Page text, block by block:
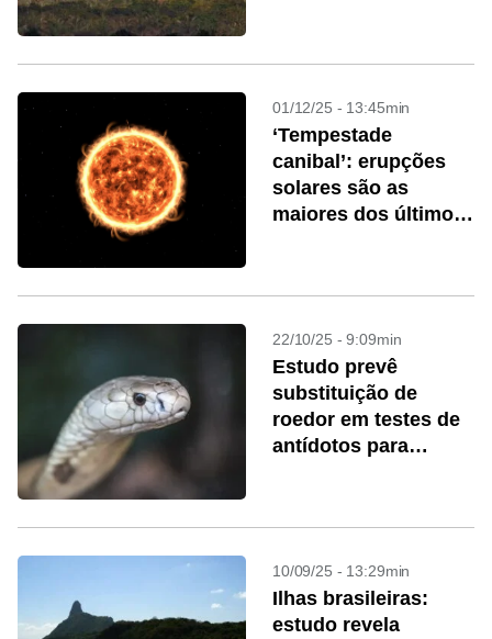
01/12/25 - 13:45min
‘Tempestade
canibal’: erupções
solares são as
maiores dos últimos
22/10/25 - 9:09min
Estudo prevê
substituição de
roedor em testes de
antídotos para
10/09/25 - 13:29min
Ilhas brasileiras:
estudo revela